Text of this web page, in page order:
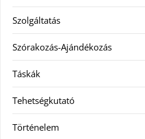
Szolgáltatás
Szórakozás-Ajándékozás
Táskák
Tehetségkutató
Történelem